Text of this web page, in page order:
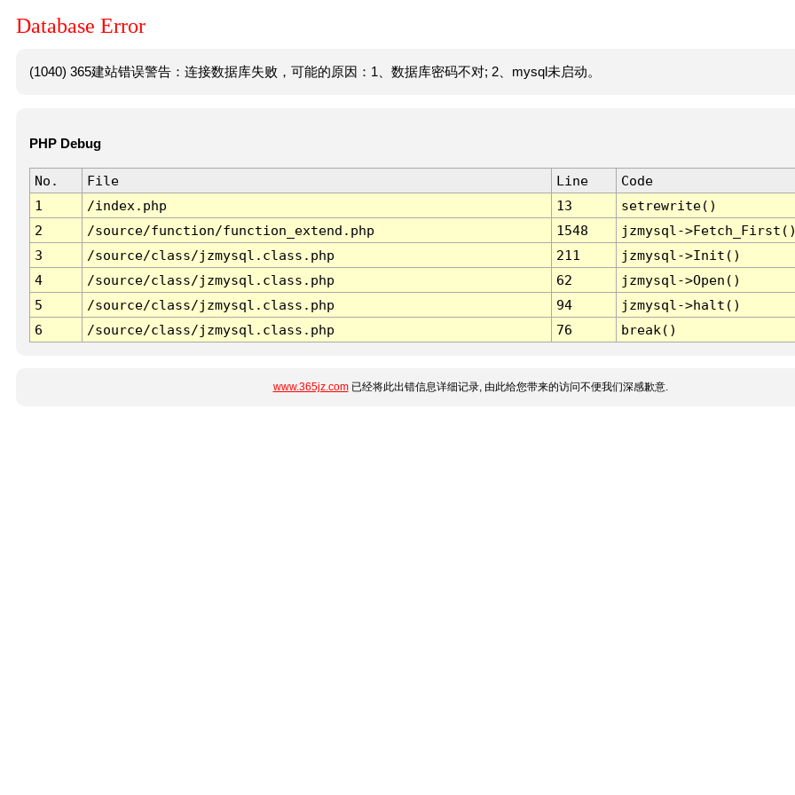
Database Error
(1040) 365建站错误警告：连接数据库失败，可能的原因：1、数据库密码不对; 2、mysql未启动。
PHP Debug
No. File Line
Code
1
/index.php 13
setrewrite()
2
/source/function/function_extend.php 1548
jzmysql-
3
/source/class/jzmysql.class.php 211
jzmysql->Init()
4
/source/class/jzmysql.class.php 62
jzmysql->Open()
5
/source/class/jzmysql.class.php 94
jzmysql->halt()
6
/source/class/jzmysql.class.php 76 break()
www.365jz.com已经将此出错信息详细记录, 由此给您带来的访问不便我们深感歉意.